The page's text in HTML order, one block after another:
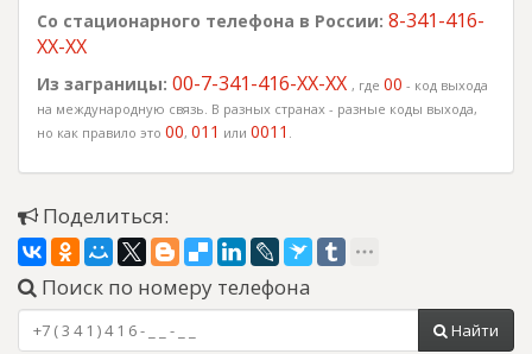
Со стационарного телефона в России: 8-341-416-
XX-XX
Из заграницы: 00-7-341-416-XX-XX , где 00 - код выхода
на международную связь. В разных странах - разные коды выхода,
но как правило это 00, 011 или 0011 .
Поделиться:
Поиск по номеру телефона
Найти